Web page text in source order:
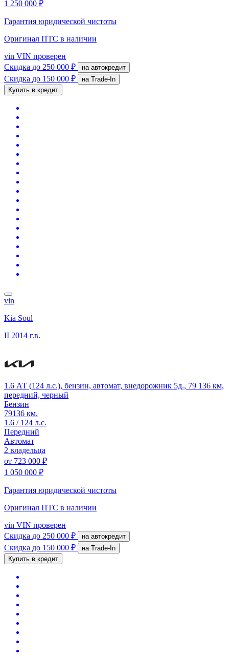
1 250 000 ₽
Гарантия юридической чистоты
Оригинал ПТС в наличии
vin VIN проверен
Скидка до 250 000 ₽ на автокредит
Скидка до 150 000 ₽
на Trade-In
Купить в кредит
vin
Kia Soul
II 2014 г.в.
1.6 АТ (124 л.с.), бензин, автомат, внедорожник 5д., 79 136 км,
передний, черный
Бензин
79136 км.
1.6 / 124 л.с.
Передний
Автомат
2 владельца
от 723 000 ₽
1 050 000 ₽
Гарантия юридической чистоты
Оригинал ПТС в наличии
vin VIN проверен
Скидка до 250 000 ₽ на автокредит
Скидка до 150 000 ₽
на Trade-In
Купить в кредит